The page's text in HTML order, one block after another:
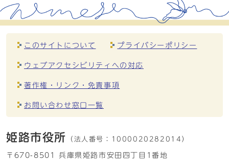
このサイトについて プライバシーポリシー
ウェブアクセシビリティへの対応
著作権・リンク・免責事項
お問い合わせ窓口一覧
姫路市役所 （法人番号： 1000020282014）
〒670-8501 兵庫県姫路市安田四丁目1番地